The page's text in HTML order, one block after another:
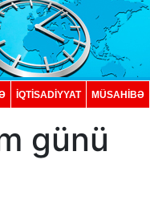
İQTISADIYYAT MÜSAHİBƏ
günü